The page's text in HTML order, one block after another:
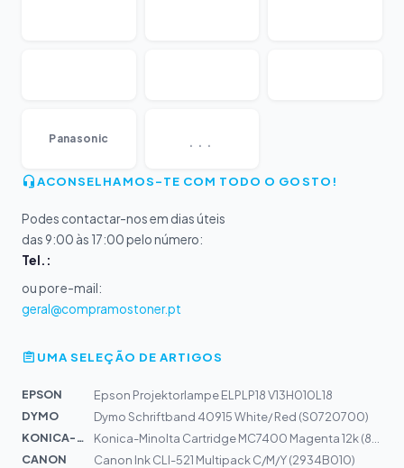
Panasonic ...
ACONSELHAMOS-TE COM TODO O GOSTO!
Podes contactar-nos em dias úteis
das 9:00 às 17:00 pelo número:
Tel.:
ou por e-mail:
geral@compramostoner.pt
UMA SELEÇÃO DE ARTIGOS
EPSON
Epson Projektorlampe ELPLP18 V13H010L18
DYMO
Dymo Schriftband 40915 White/ Red (S0720700)
KONICA-MIN...
CANON
Canon Ink CLI-521 Multipack C/M/Y (2934B010)